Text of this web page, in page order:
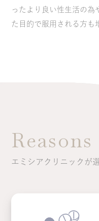
ったより良い性生活の為
た目的で服用される方も
Reasons
エミシアクリニックが